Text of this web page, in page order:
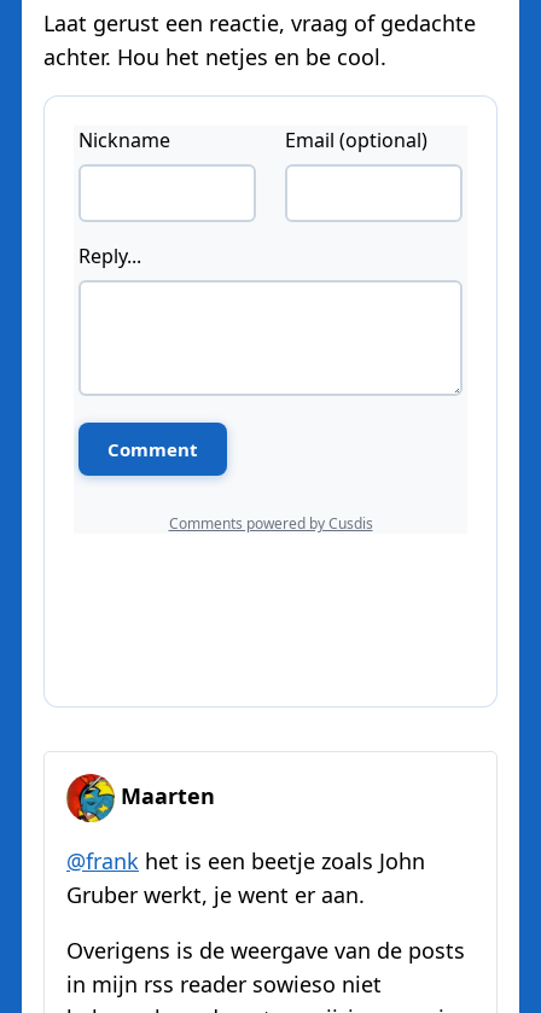
Laat gerust een reactie, vraag of gedachte
achter. Hou het netjes en be cool.
Maarten
@frank het is een beetje zoals John
Gruber werkt, je went er aan.
Overigens is de weergave van de posts
in mijn rss reader sowieso niet